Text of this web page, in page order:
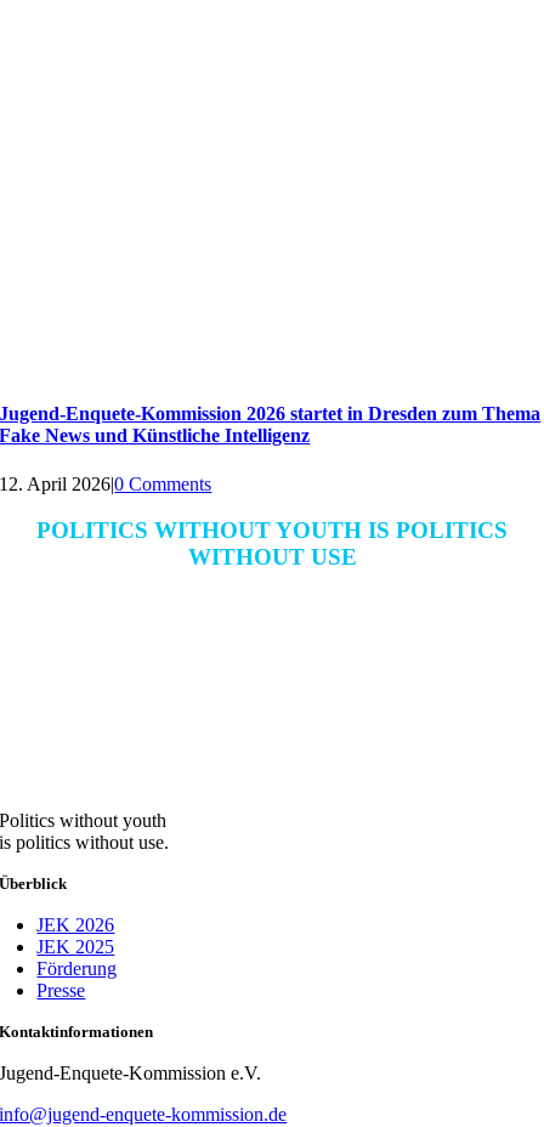
Jugend-Enquete-Kommission 2026 startet in Dresden zum Thema
Fake News und Künstliche Intelligenz
12. April 2026|0 Comments
POLITICS WITHOUT YOUTH IS POLITICS
WITHOUT USE
Politics without youth
is politics without use.
Überblick
JEK 2026
JEK 2025
Förderung
Presse
Kontaktinformationen
Jugend-Enquete-Kommission e.V.
info@jugend-enquete-kommission.de